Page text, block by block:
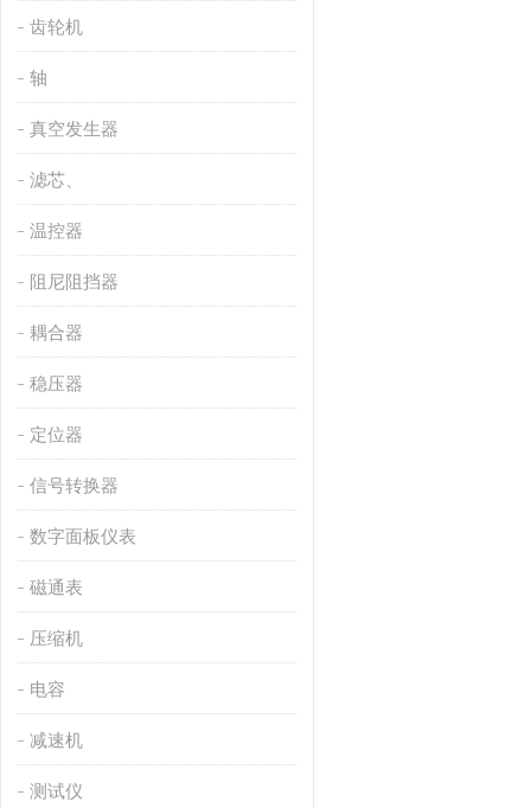
齿轮机
轴
真空发生器
滤芯、
温控器
阻尼阻挡器
耦合器
稳压器
定位器
信号转换器
数字面板仪表
磁通表
压缩机
电容
减速机
测试仪